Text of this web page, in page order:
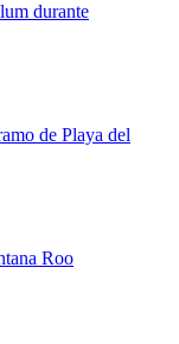
durante
de Playa del
Roo